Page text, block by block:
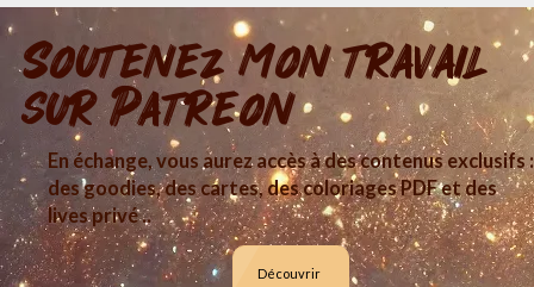
Soutenez mon travail
sur Patreon
En échange, vous aurez accès à des contenus exclusifs :
des goodies, des cartes, des coloriages PDF et des
lives privé ..
Découvrir